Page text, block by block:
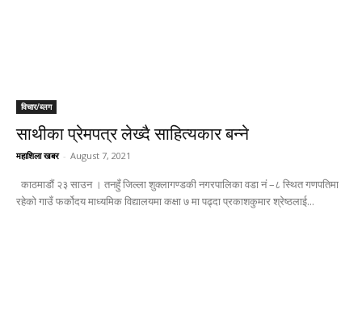
विचार/ब्लग
साथीका प्रेमपत्र लेख्दै साहित्यकार बन्ने
महाशिला खबर - August 7, 2021
रहेको गाउँ फर्कोदय माध्यमिक विद्यालयमा कक्षा ७ मा पढ्दा प्रकाशकुमार श्रेष्ठलाई...